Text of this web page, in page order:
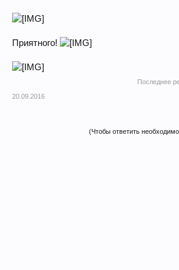
Приятного!
Последнее
20.09.2016
(Чтобы ответить